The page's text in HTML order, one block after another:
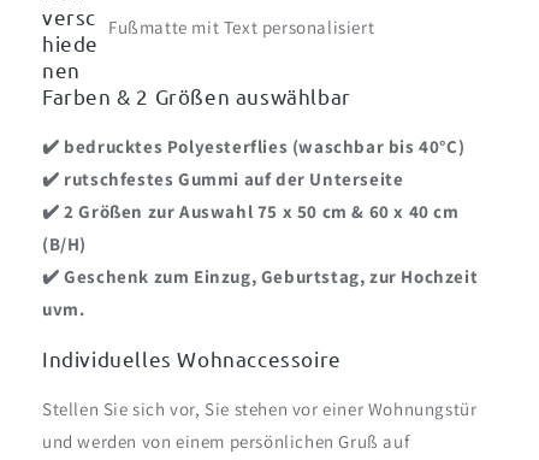
Fußmatte mit Text personalisiert
versc
hiede
nen
Farben & 2 Größen auswählbar
✔️ bedrucktes Polyesterflies (waschbar bis 40°C)
✔️ rutschfestes Gummi auf der Unterseite
✔️2 Größen zur Auswahl 75 x 50 cm & 60 x 40 cm
(B/H)
✔️Geschenk zum Einzug, Geburtstag, zur Hochzeit
uvm.
Individuelles Wohnaccessoire
Stellen Sie sich vor, Sie stehen vor einer Wohnungstür
und werden von einem persönlichen Gruß auf